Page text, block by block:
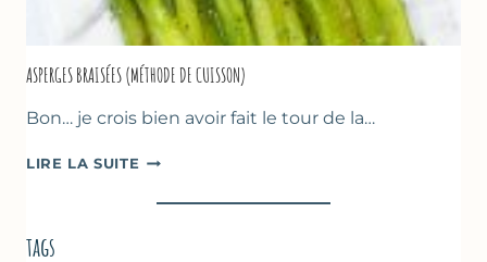
ASPERGES BRAISÉES (MÉTHODE DE CUISSON)
Bon… je crois bien avoir fait le tour de la…
LIRE LA SUITE ASPERGES
(MÉTHODE
tags